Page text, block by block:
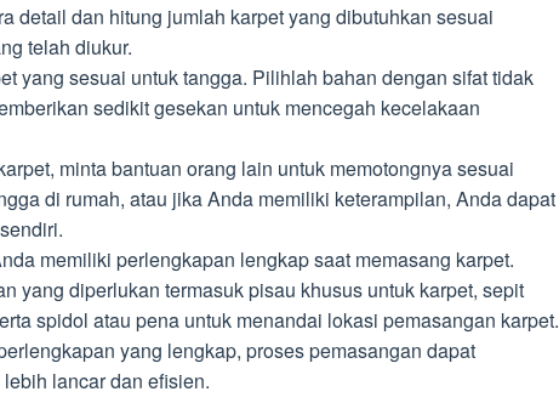
detail dan hitung jumlah karpet yang dibutuhkan sesuai
telah diukur.
yang sesuai untuk tangga. Pilihlah bahan dengan sifat tidak
sedikit gesekan untuk mencegah kecelakaan
minta bantuan orang lain untuk memotongnya sesuai
di rumah, atau jika Anda memiliki keterampilan, Anda dapat
memiliki perlengkapan lengkap saat memasang karpet.
yang diperlukan termasuk pisau khusus untuk karpet, sepit
spidol atau pena untuk menandai lokasi pemasangan karpet.
yang lengkap, proses pemasangan dapat
lancar dan efisien.